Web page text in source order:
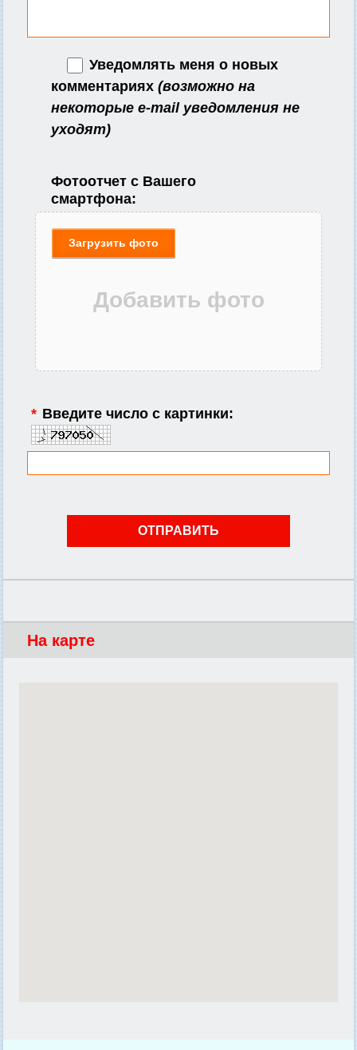
Уведомлять меня о новых
комментариях (возможно на
некоторые e-mail уведомления не
уходят)
Фотоотчет с Вашего
смартфона:
Загрузить фото
* Введите число с картинки:
На карте